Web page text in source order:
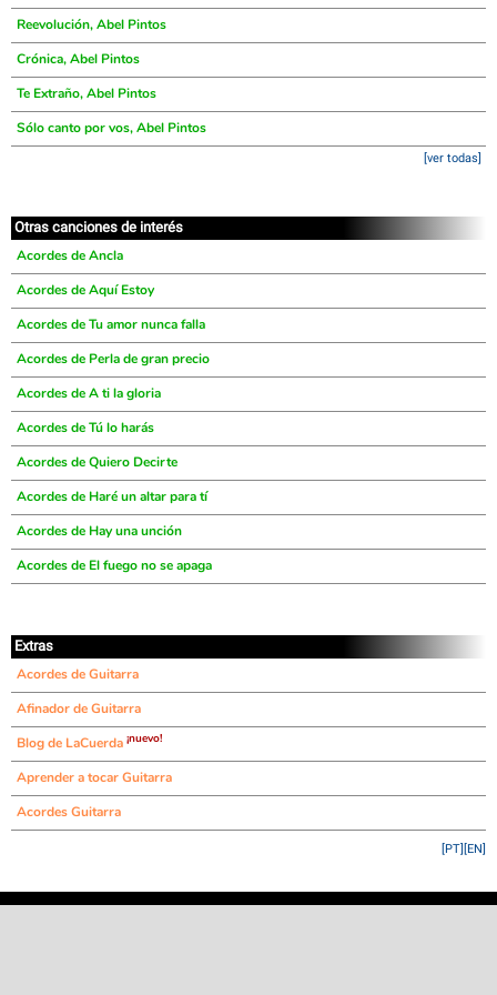
Reevolución, Abel Pintos
Crónica, Abel Pintos
Te Extraño, Abel Pintos
Sólo canto por vos, Abel Pintos
[ver todas]
Otras canciones de interés
Acordes de Ancla
Acordes de Aquí Estoy
Acordes de Tu amor nunca falla
Acordes de Perla de gran precio
Acordes de A ti la gloria
Acordes de Tú lo harás
Acordes de Quiero Decirte
Acordes de Haré un altar para tí
Acordes de Hay una unción
Acordes de El fuego no se apaga
Extras
Acordes de Guitarra
Afinador de Guitarra
Blog de LaCuerda ¡nuevo!
Aprender a tocar Guitarra
Acordes Guitarra
[EN]
[PT]